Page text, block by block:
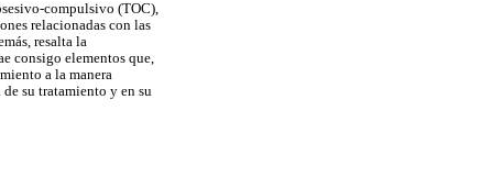
compulsivo (TOC),
relacionadas con las
resalta la
consigo elementos que,
a la manera
su tratamiento y en su